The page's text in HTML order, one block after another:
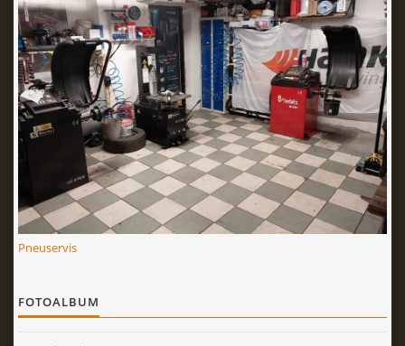
PNEUSERVIS MICHAL
CENÍK NAŠICH SLUŽEB PNEUSERVIS
NAŠE SLUŽBY PNEUSERVISU
Pneuservis
FOTOALBUM